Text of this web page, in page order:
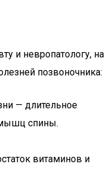
и невропатологу, на
позвоночника:
— длительное
спины.
витаминов и